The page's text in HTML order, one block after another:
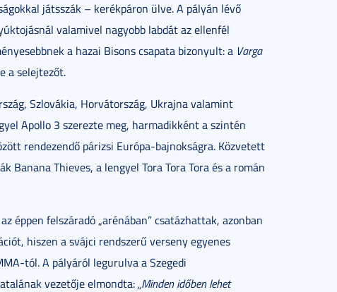
játsszák – kerékpáron ülve. A pályán lévő
valamivel nagyobb labdát az ellenfél
a hazai Bisons csapata bizonyult: a Varga
a selejtezőt.
Szlovákia, Horvátország, Ukrajna valamint
Apollo 3 szerezte meg, harmadikként a szintén
rendezendő párizsi Európa-bajnokságra. Közvetett
Banana Thieves, a lengyel Tora Tora Tora és a román
éppen felszáradó „arénában” csatázhattak, azonban
hiszen a svájci rendszerű verseny egyenes
tól. A pályáról legurulva a Szegedi
vezetője elmondta:„Minden időben lehet